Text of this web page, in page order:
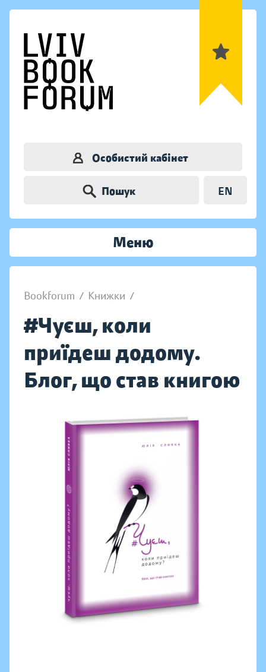
Особистий кабінет
Пошук EN
Меню
Bookforum / Книжки /
#Чуєш, коли
приїдеш додому.
Блог, що став книгою